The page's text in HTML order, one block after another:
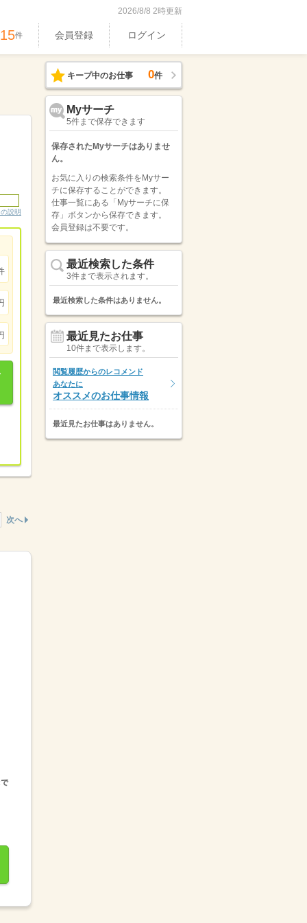
2026/8/8 2時更新
件 会員登録 ログイン
説明
次へ
キープ中のお仕事 0件
Myサーチ
5件まで保存できます
保存されたMyサーチはありませ
ん。
お気に入りの検索条件をMyサー
チに保存することができます。
仕事一覧にある「Myサーチに保
存」ボタンから保存できます。
会員登録は不要です。
最近検索した条件
3件まで表示されます。
最近検索した条件はありません。
最近見たお仕事
10件まで表示します。
閲覧履歴からのレコメンド
あなたに
オススメのお仕事情報
最近見たお仕事はありません。